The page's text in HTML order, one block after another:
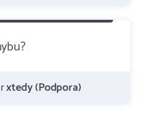
xtedy (Podpora)